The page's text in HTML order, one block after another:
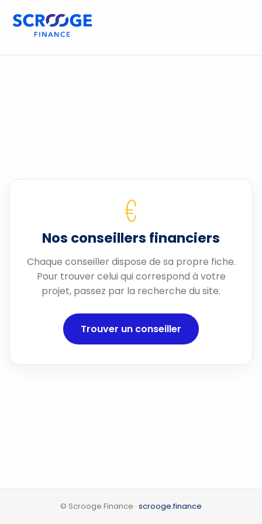
€
Nos conseillers financiers
Chaque conseiller dispose de sa propre fiche.
Pour trouver celui qui correspond à votre
projet, passez par la recherche du site.
Trouver un conseiller
© Scrooge Finance · scrooge.finance